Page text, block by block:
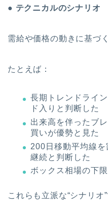
● テクニカルのシナリオ
需給や価格の動きに基づ
たとえば：
長期トレンドライ
ド入りと判断した
出来高を伴ったブ
買いが優勢と見た
200日移動平均線
継続と判断した
ボックス相場の下
これらも立派な“シナリオ”